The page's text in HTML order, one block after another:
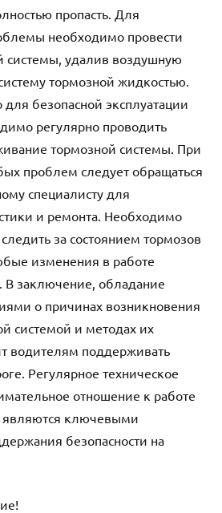
пропасть. Для
необходимо провести
системы, удалив воздушную
тормозной жидкостью.
для безопасной эксплуатации
регулярно проводить
тормозной системы. При
проблем следует обращаться
специалисту для
и ремонта. Необходимо
за состоянием тормозов
изменения в работе
В заключение, обладание
о причинах возникновения
системой и методах их
водителям поддерживать
Регулярное техническое
отношение к работе
являются ключевыми
безопасности на